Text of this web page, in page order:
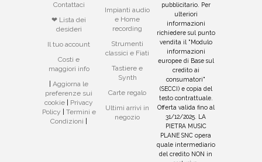
Contattaci
❤ Lista dei
desideri
Il tuo account
Costi e
maggiori info
|Aggiorna le
preferenze sui
cookie
Privacy
Policy
Termini e
Condizioni
Impianti audio
e Home
recording
Strumenti
classici e Fiati
Tastiere e
Synth
Carte regalo
Ultimi arrivi in
negozio
pubblicitario. Per
ulteriori
informazioni
richiedere sul punto
vendita il "Modulo
informazioni
europee di Base sul
credito ai
consumatori"
(SECCI) e copia del
testo contrattuale.
Offerta valida fino al
31/12/2025. LA
PIETRA MUSIC
PLANE SNC opera
quale intermediario
del credito NON in